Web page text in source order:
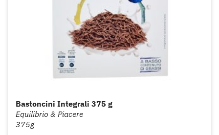
Bastoncini Integrali 375 g
Equilibrio & Piacere
375g